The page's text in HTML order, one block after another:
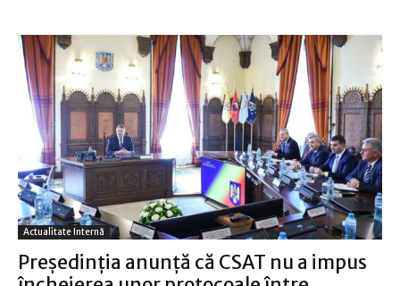
Actualitate Internă
Preşedinţia anunţă că CSAT nu a impus